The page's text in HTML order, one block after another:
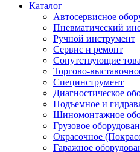
Каталог
Автосервисное
Пневматический
Ручной инструмент
Сервис и ремонт
Сопутствующие
Торгово-
Специнструмент
Диагностическое
Подъемное и
Шиномонтажное
Грузовое
Окрасочное
Гаражное